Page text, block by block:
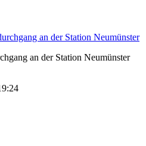
an der Station Neumünster